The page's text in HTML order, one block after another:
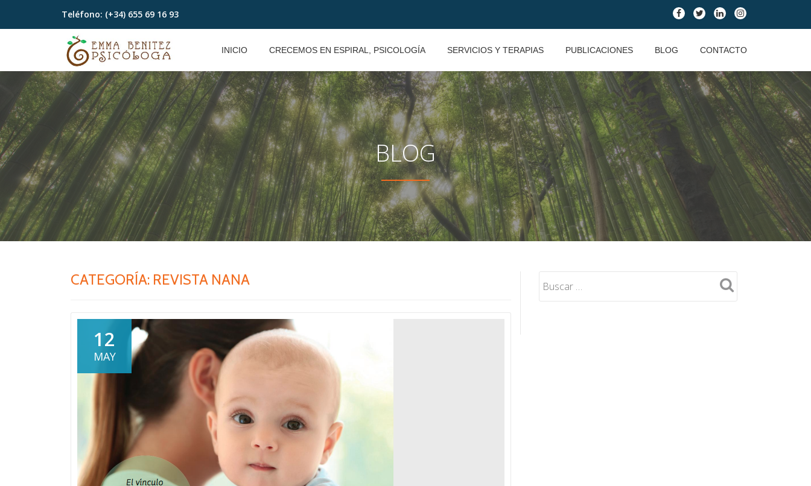
Saltar
Teléfono: (+34) 655 69 16 93
fa-
facebook
fa-
twitter
fa-
linkedin
fa-
instagram
INICIO CRECEMOS EN ESPIRAL, PSICOLOGÍA SERVICIOS Y TERAPIAS PUBLICACIONES BLOG CONTACTO
BLOG
CATEGORÍA: REVISTA NANA
12
MAY